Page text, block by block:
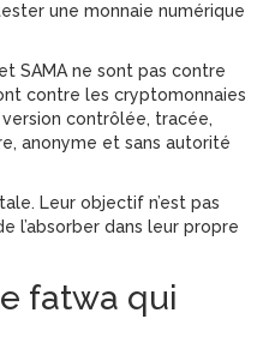
une monnaie numérique
SAMA ne sont pas contre
contre les cryptomonnaies
contrôlée, tracée,
anonyme et sans autorité
Leur objectif n’est pas
l’absorber dans leur propre
fatwa qui